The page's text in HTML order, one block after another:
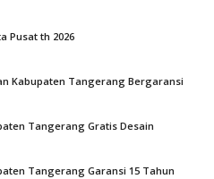
Pusat th 2026
Kabupaten Tangerang Bergaransi
Tangerang Gratis Desain
Tangerang Garansi 15 Tahun